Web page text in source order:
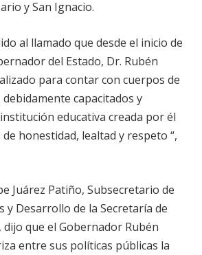
y San Ignacio.
al llamado que desde el inicio de
del Estado, Dr. Rubén
para contar con cuerpos de
capacitados y
educativa creada por él
honestidad, lealtad y respeto “,
Juárez Patiño, Subsecretario de
y Desarrollo de la Secretaría de
dijo que el Gobernador Rubén
entre sus políticas públicas la